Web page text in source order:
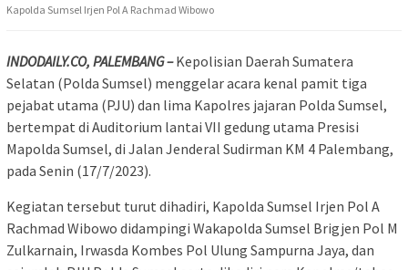
Kapolda Sumsel Irjen Pol A Rachmad Wibowo
INDODAILY.CO, PALEMBANG – Kepolisian Daerah Sumatera
Selatan (Polda Sumsel) menggelar acara kenal pamit tiga
pejabat utama (PJU) dan lima Kapolres jajaran Polda Sumsel,
bertempat di Auditorium lantai VII gedung utama Presisi
Mapolda Sumsel, di Jalan Jenderal Sudirman KM 4 Palembang,
pada Senin (17/7/2023).
Kegiatan tersebut turut dihadiri, Kapolda Sumsel Irjen Pol A
Rachmad Wibowo didampingi Wakapolda Sumsel Brigjen Pol M
Zulkarnain, Irwasda Kombes Pol Ulung Sampurna Jaya, dan